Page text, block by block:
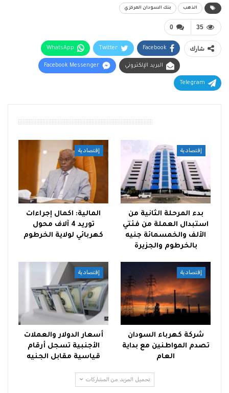
الذهب بنك السودان المركزي
0 35
شارك Facebook
Twitter
WhatsApp
البريد الإلكتروني Facebook Messenger
Telegram
إقتصادية
بدء المرحلة الثانية من
استبدال العملة من فئتي
الألف والخمسمائة جنيه
بالخرطوم والجزيرة
إقتصادية
المالية: اكمال إجراءات
توريد 4 آلاف محول
كهربائي لولاية الخرطوم
إقتصادية
شركة كهرباء السودان
تصدم المواطنين مع بداية
العام
إقتصادية
أسعار الدولار والعملات
الأجنبية تسجل أرقام
قياسية مقابل الجنيه
تحميل المزيد من المشاركات